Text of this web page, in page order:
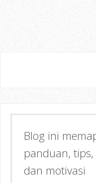
Blog ini
panduan,
dan motivasi